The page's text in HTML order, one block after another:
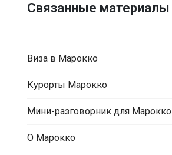
Связанные материалы
Виза в Марокко
Курорты Марокко
Мини-разговорник для Марокко
О Марокко